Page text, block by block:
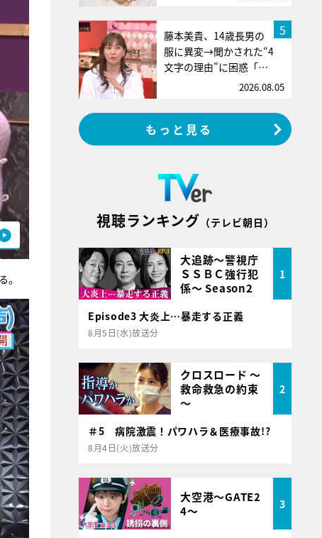
5
藤本美貴、14歳長男の
服に異変→聞かされた“4
文字の理由”に困惑「…
2026.08.05
もっと見る
視聴ランキング （テレビ朝日）
大追跡～警視庁
ＳＳＢＣ強行犯
係～ Season2
1
Episode3 大炎上…暴走する正義
8月5日(水)放送分
クロスロード ～
救命救急の約束
～
2
＃5 病院激震！パワハラ＆医療事故!?
8月4日(火)放送分
大空港～GATE2
4～
3